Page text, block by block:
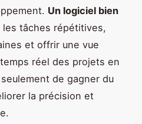
Un logiciel bien
les tâches répétitives,
et offrir une vue
réel des projets en
de gagner du
la précision et